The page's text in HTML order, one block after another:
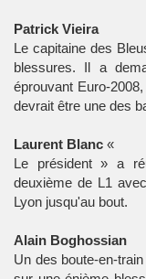
Patrick Vieira
Le capitaine des
blessures. Il a
éprouvant Euro-
devrait être une des
Laurent Blanc «
Le président » a
deuxième de L1
Lyon jusqu'au bout.
Alain Boghossian
Un des boute-en-